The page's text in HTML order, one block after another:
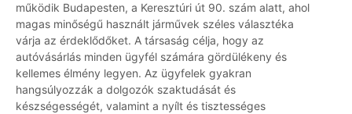
működik Budapesten, a Keresztúri út 90. szám alatt, ahol
magas minőségű használt járművek széles választéka
várja az érdeklődőket. A társaság célja, hogy az
autóvásárlás minden ügyfél számára gördülékeny és
kellemes élmény legyen. Az ügyfelek gyakran
hangsúlyozzák a dolgozók szaktudását és
készségességét, valamint a nyílt és tisztességes